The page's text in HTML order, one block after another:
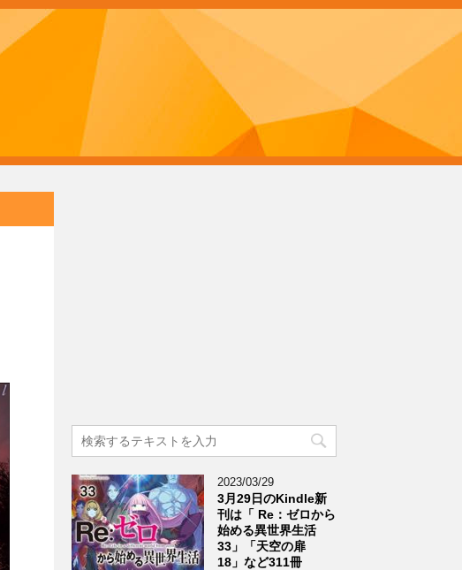
2023/03/29
3月29日のKindle新
刊は「 Re：ゼロから
始める異世界生活
33」「天空の扉
18」など311冊